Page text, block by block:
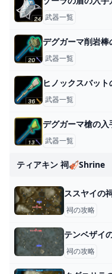
武器一覧
デグガーマ削岩
武器一覧
ヒノックスバッ
武器一覧
デグガーマ槍の
武器一覧
ティアキン 祠🎻shrine
ススヤイの
祠の攻略
テンベザイ
祠の攻略